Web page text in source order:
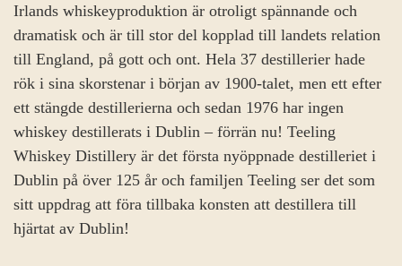
Irlands whiskeyproduktion är otroligt spännande och
dramatisk och är till stor del kopplad till landets relation
till England, på gott och ont. Hela 37 destillerier hade
rök i sina skorstenar i början av 1900-talet, men ett efter
ett stängde destillerierna och sedan 1976 har ingen
whiskey destillerats i Dublin – förrän nu! Teeling
Whiskey Distillery är det första nyöppnade destilleriet i
Dublin på över 125 år och familjen Teeling ser det som
sitt uppdrag att föra tillbaka konsten att destillera till
hjärtat av Dublin!